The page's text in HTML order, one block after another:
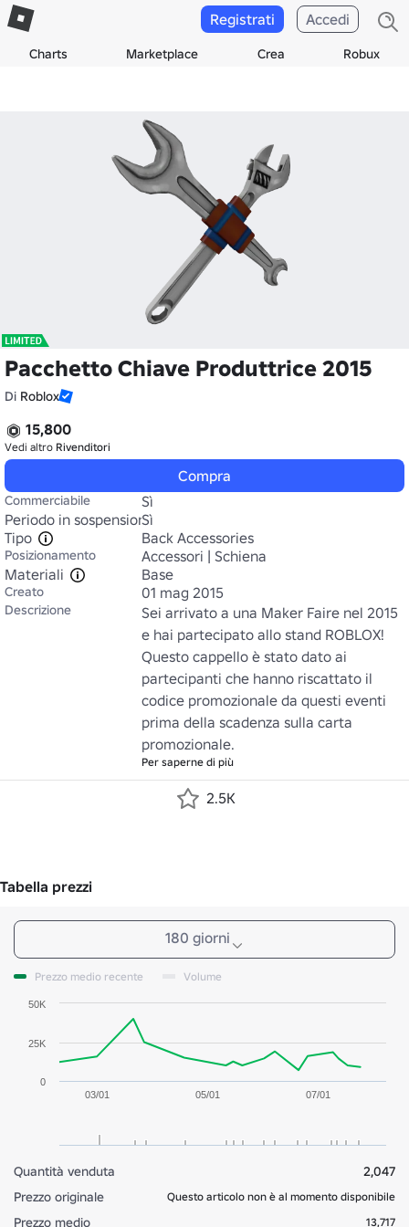
Charts Marketplace Crea Robux
Registrati Accedi
Pacchetto Chiave Produttrice 2015
Di Roblox
15,800
Vedi altro Rivenditori
Compra
Commerciabile
Sì
Periodo in sospensione
Sì
Tipo
Back Accessories
Posizionamento
Accessori | Schiena
Materiali
Base
Creato 01 mag 2015
Descrizione
Sei arrivato a una Maker Faire nel 2015
e hai partecipato allo stand ROBLOX!
Questo cappello è stato dato ai
partecipanti che hanno riscattato il
codice promozionale da questi eventi
prima della scadenza sulla carta
promozionale.
Per saperne di più
2.5K
Tabella prezzi
180 giorni
Prezzo medio recente Volume
03/01 05/01 07/01
0
25K
50K
Quantità venduta
2,047
Prezzo originale
Questo articolo non è al momento disponibile
Prezzo medio 13,717